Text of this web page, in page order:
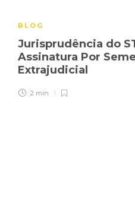
BLOG
Jurisprudência do
Assinatura Por
Extrajudicial
2 min